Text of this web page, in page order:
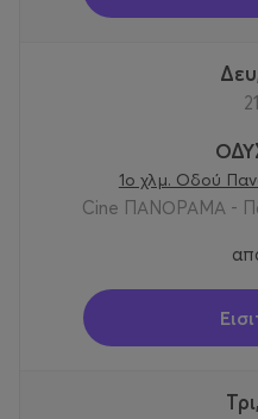
1ο χλμ. Οδού
Cine ΠΑΝΟΡΑΜΑ -